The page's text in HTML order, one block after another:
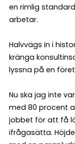
en rimlig
arbetar.
Halvvägs in i
kränga
lyssna på en
Nu ska jag inte
med 80 procent
jobbet för att få
ifrågasätta.